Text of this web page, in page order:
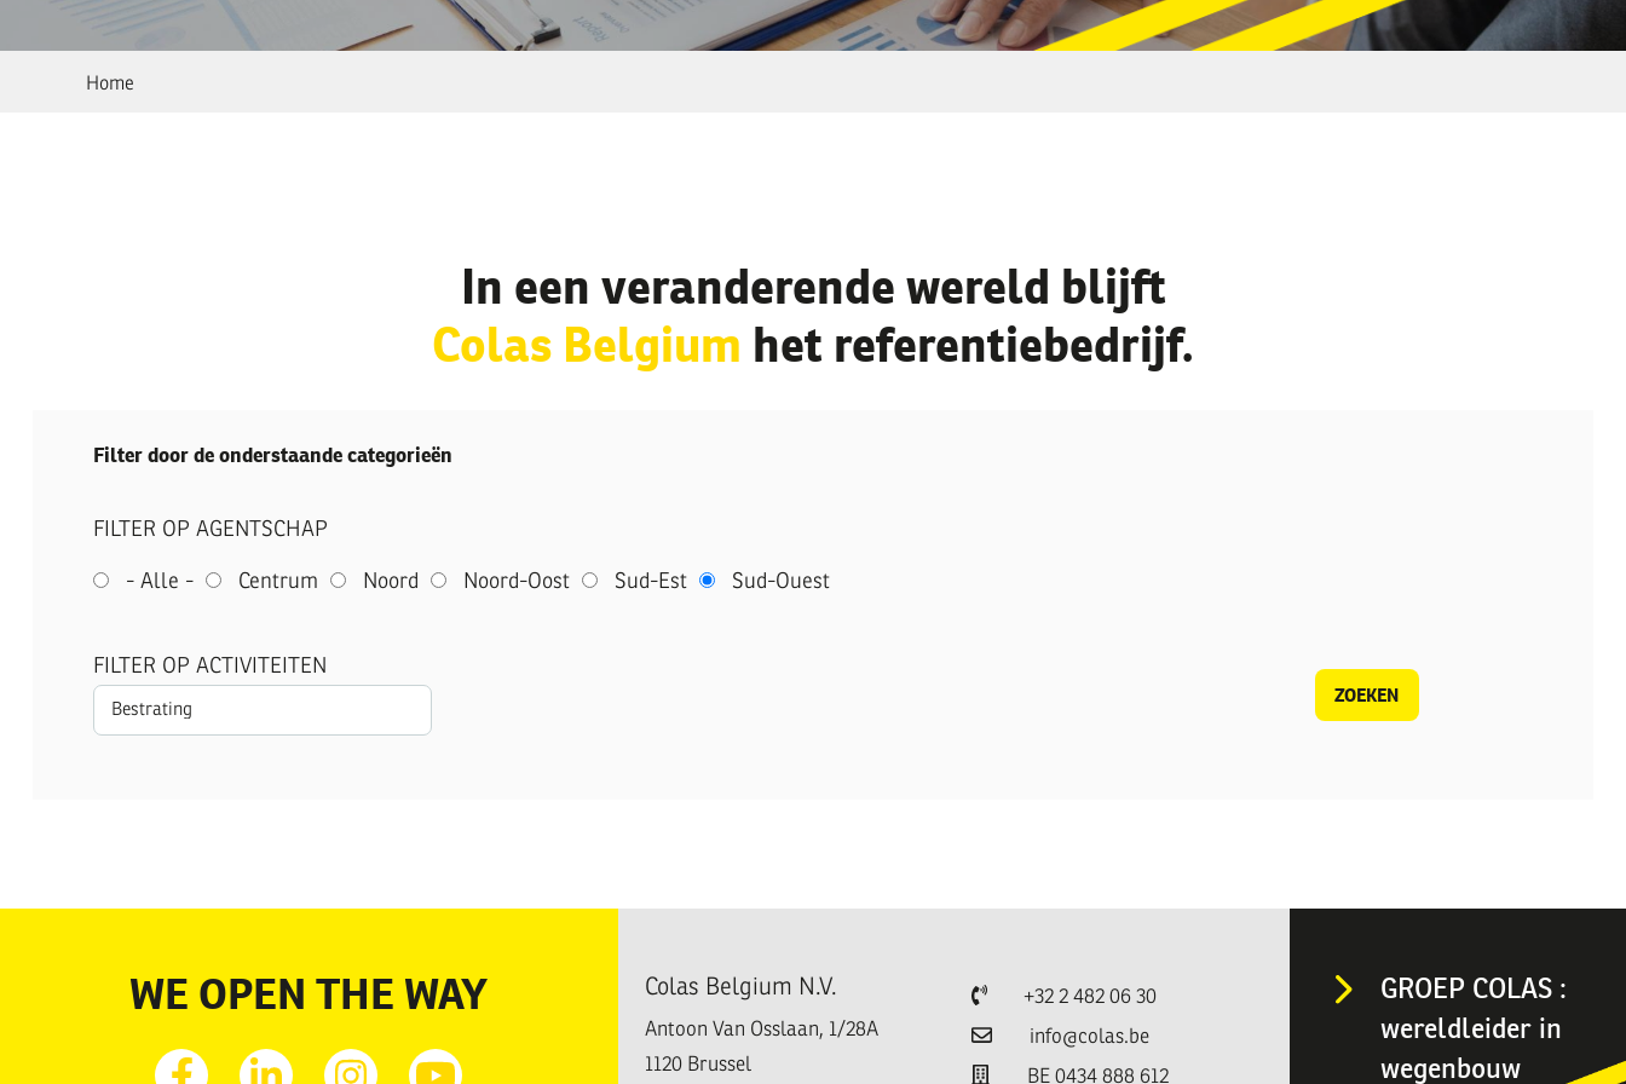
You
Home
In een veranderende wereld blijft
Colas Belgium het referentiebedrijf.
Filter door de onderstaande categorieën
FILTER OP AGENTSCHAP
- Alle - Centrum Noord Noord-Oost Sud-Est Sud-Ouest
FILTER OP ACTIVITEITEN
ZOEKEN
WE OPEN THE WAY Colas Belgium N.V.
Antoon Van Osslaan, 1/28A
1120 Brussel
Telefoon
+32 2 482 06 30
E-mailinfo@colas.be
BE 0434 888 612
GROEP COLAS :
wereldleider in
wegenbouw